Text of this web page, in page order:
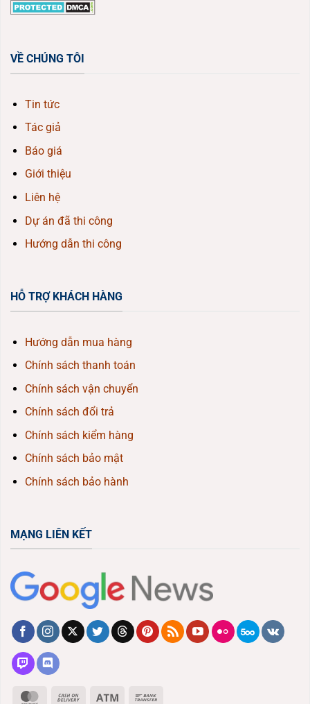
VỀ CHÚNG TÔI
Tin tức
Tác giả
Báo giá
Giới thiệu
Liên hệ
Dự án đã thi công
Hướng dẫn thi công
HỖ TRỢ KHÁCH HÀNG
Hướng dẫn mua hàng
Chính sách thanh toán
Chính sách vận chuyển
Chính sách đổi trả
Chính sách kiểm hàng
Chính sách bảo mật
Chính sách bảo hành
MẠNG LIÊN KẾT
MasterCard
Cash
Atm